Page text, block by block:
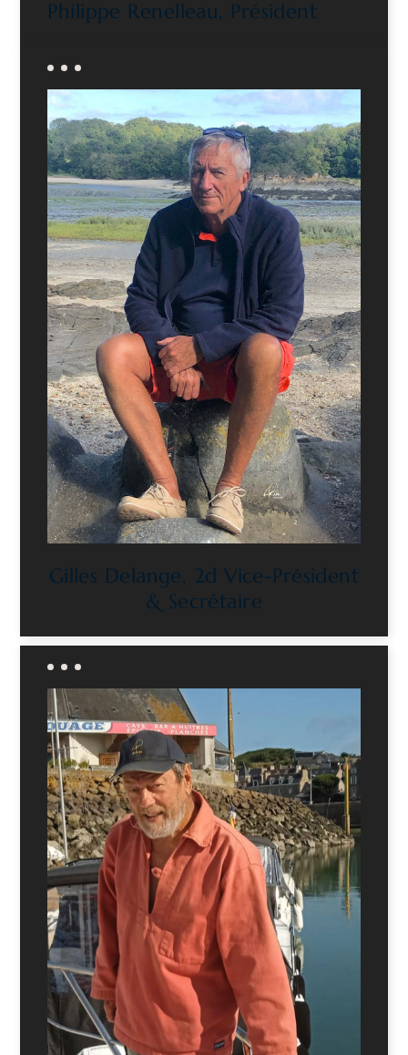
Philippe Renelleau, Président
Gilles Delange, 2d Vice-Président
& Secrétaire